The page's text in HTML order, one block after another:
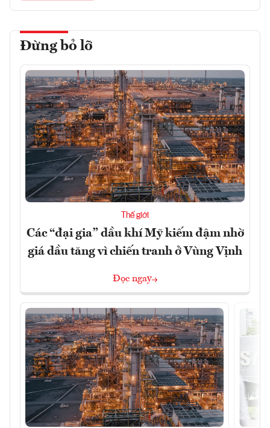
Đừng bỏ lỡ
Thế giới
Các “đại gia” dầu khí Mỹ kiếm đậm nhờ
giá dầu tăng vì chiến tranh ở Vùng Vịnh
Đọc ngay